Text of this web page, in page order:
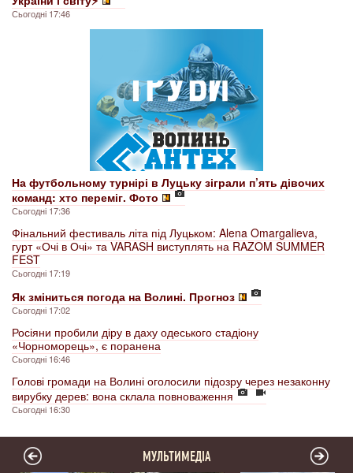
Сьогодні 17:46
На футбольному турнірі в Луцьку зіграли п’ять дівочих
команд: хто переміг. Фото
Сьогодні 17:36
Фінальний фестиваль літа під Луцьком: Alena Omargalieva,
гурт «Очі в Очі» та VARASH виступлять на RAZOM SUMMER
FEST
Сьогодні 17:19
Як зміниться погода на Волині. Прогноз
Сьогодні 17:02
Росіяни пробили діру в даху одеського стадіону
«Чорноморець», є поранена
Сьогодні 16:46
Голові громади на Волині оголосили підозру через незаконну
вирубку дерев: вона склала повноваження
Сьогодні 16:30
МУЛЬТИМЕДІА